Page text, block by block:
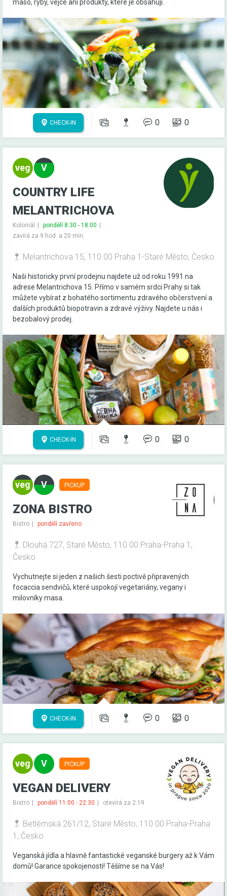
maso, ryby, vejce ani produkty, které je obsahují.
CHECK-IN 0 0
COUNTRY LIFE
MELANTRICHOVA
Koloniál
pondělí 8:30 - 18:00
zavírá za 9 hod. a 20 min.
Melantrichova 15, 110 00 Praha 1-Staré Město, Česko
Naši historicky první prodejnu najdete už od roku 1991 na
adrese Melantrichova 15. Přímo v samém srdci Prahy si tak
můžete vybírat z bohatého sortimentu zdravého občerstvení a
dalších produktů biopotravin a zdravé výživy. Najdete u nás i
bezobalový prodej.
CHECK-IN 0 0
PICKUP
ZONA BISTRO
Bistro pondělí zavřeno
Dlouhá 727, Staré Město, 110 00 Praha-Praha 1,
Česko
Vychutnejte si jeden z našich šesti poctivě připravených
focaccia sendvičů, které uspokojí vegetariány, vegany i
milovníky masa.
CHECK-IN 0 0
PICKUP
VEGAN DELIVERY
Bistro pondělí 11:00 - 22:30 otevírá za 2:19
Betlémská 261/12, Staré Město, 110 00 Praha-Praha
1, Česko
Veganská jídla a hlavně fantastické veganské burgery až k Vám
domů! Garance spokojenosti! Těšíme se na Vás!